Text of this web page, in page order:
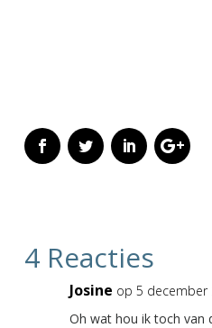
4 Reacties
Josine op 5 december
Oh wat hou ik toch van